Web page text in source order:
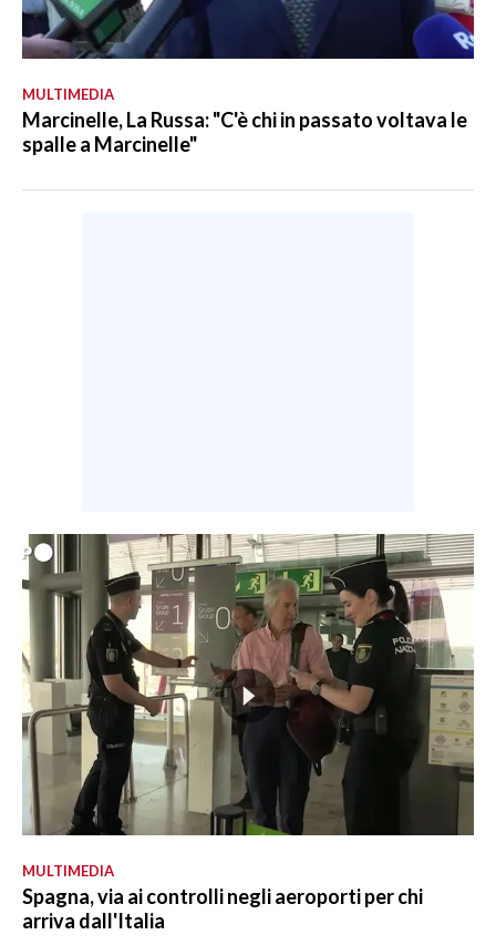
MULTIMEDIA
Marcinelle, La Russa: "C'è chi in passato voltava le
spalle a Marcinelle"
MULTIMEDIA
Spagna, via ai controlli negli aeroporti per chi
arriva dall'Italia